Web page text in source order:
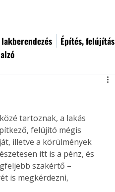
Építés, felújítás
tartoznak, a lakás
felújító mégis
illetve a körülmények
itt is a pénz, és
szakértő –
is megkérdezni,